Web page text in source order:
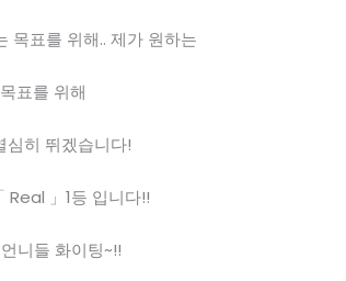
목표를 위해.. 제가 원하는
목표를 위해
심히 뛰겠습니다!
Real 」1등 입니다!!
니들 화이팅~!!